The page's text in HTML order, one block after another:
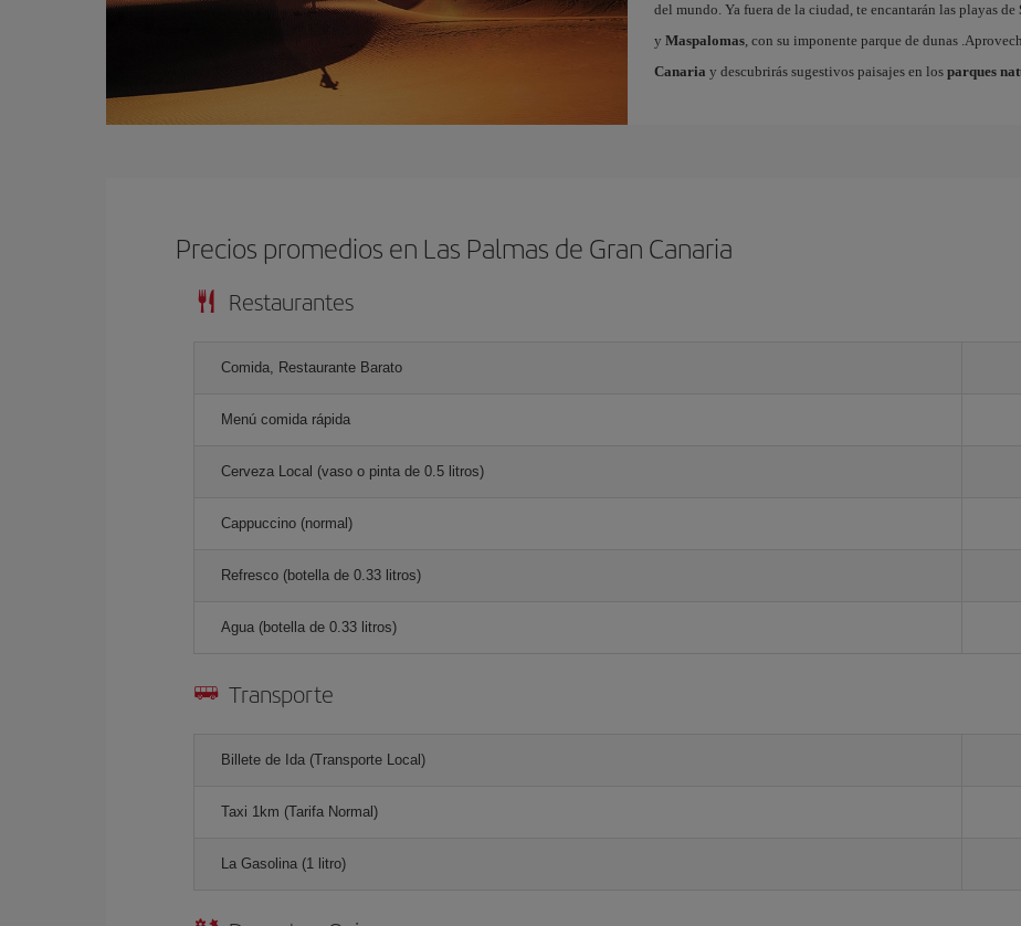
del mundo. Ya fuera de la ciudad, te encantarán las playas de
y Maspalomas, con su imponente parque de dunas
Canaria y descubrirás sugestivos paisajes en los parques
Precios promedios en Las Palmas de Gran Canaria
Restaurantes
Comida, Restaurante Barato
Menú comida rápida
Cerveza Local (vaso o pinta de 0.5 litros)
Cappuccino (normal)
Refresco (botella de 0.33 litros)
Agua (botella de 0.33 litros)
Transporte
Billete de Ida (Transporte Local)
Taxi 1km (Tarifa Normal)
La Gasolina (1 litro)